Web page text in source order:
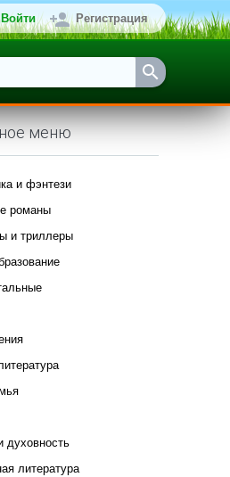
Войти Регистрация
меню
и фэнтези
романы
и триллеры
духовность
литература